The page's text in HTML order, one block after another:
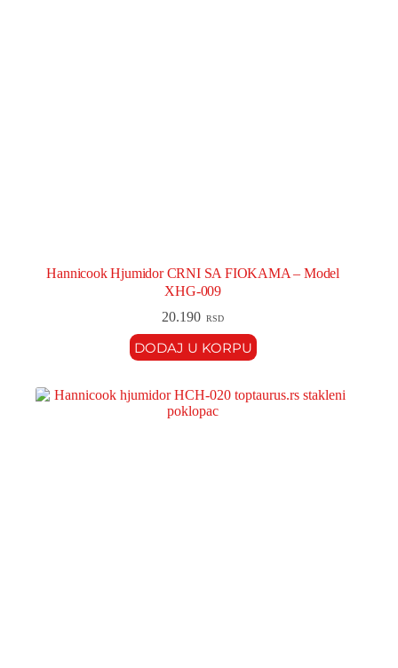
Hannicook Hjumidor CRNI SA FIOKAMA – Model
XHG-009
20.190 RSD
DODAJ U KORPU